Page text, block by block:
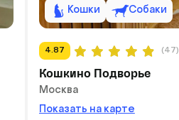
Кошки Собаки
4.87 (47)
Кошкино Подворье
Москва
Показать на карте